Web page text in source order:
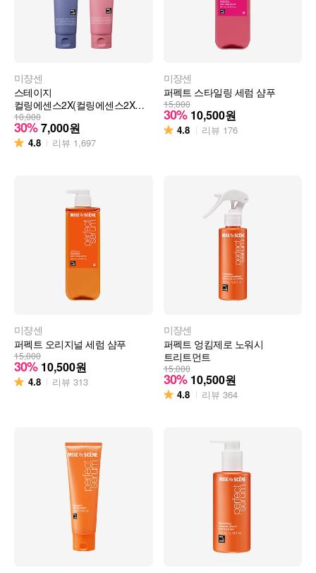
미쟝센
스테이지
컬링에센스2X(컬링에센스2X
내추럴컬)
10,000
30% 7,000원
4.8 리뷰 1,697
미쟝센
퍼펙트 스타일링 세럼 샴푸
15,000
30% 10,500원
4.8 리뷰 176
미쟝센
퍼펙트 오리지널 세럼 샴푸
15,000
30% 10,500원
4.8 리뷰 313
미쟝센
퍼펙트 엉킴제로 노워시
트리트먼트
15,000
30% 10,500원
4.8 리뷰 364